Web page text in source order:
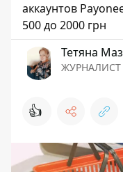
аккаунтов
500 до 2000 грн
Тетяна
ЖУРНАЛИСТ
👍